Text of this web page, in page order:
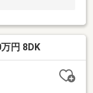
円 8DK